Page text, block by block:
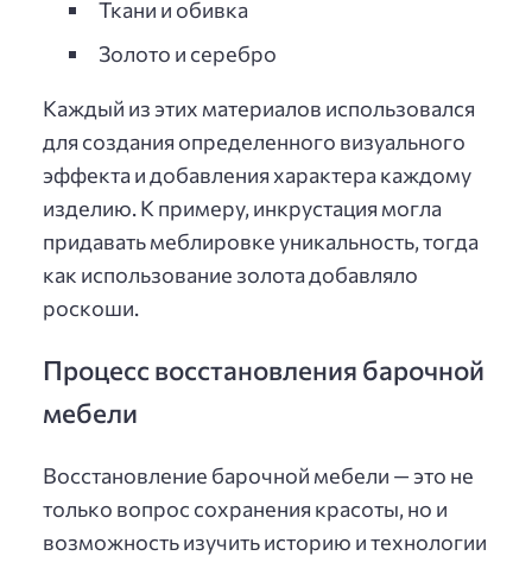
Ткани и обивка
Золото и серебро
Каждый из этих материалов использовался
для создания определенного визуального
эффекта и добавления характера каждому
изделию. К примеру, инкрустация могла
придавать меблировке уникальность, тогда
как использование золота добавляло
роскоши.
Процесс восстановления барочной
мебели
Восстановление барочной мебели — это не
только вопрос сохранения красоты, но и
возможность изучить историю и технологии